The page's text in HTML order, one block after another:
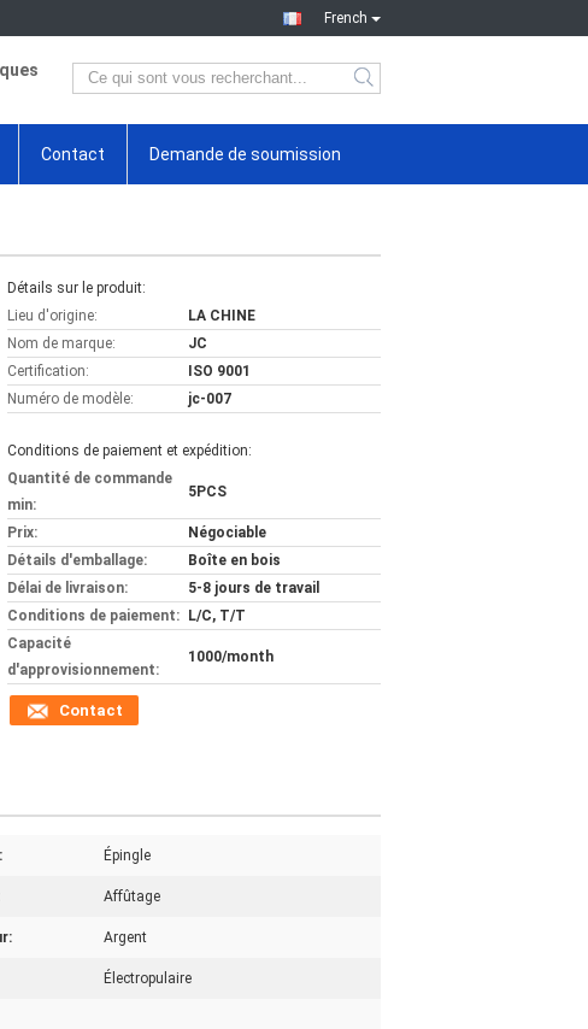
French
Contact Demande de soumission
Détails sur le produit:
Lieu d'origine:
LA CHINE
Nom de marque:
JC
Certification:
ISO 9001
Numéro de modèle:
jc-007
Conditions de paiement et expédition:
Quantité de commande
min:
5PCS
Prix:
Négociable
Détails d'emballage:
Boîte en bois
Délai de livraison:
5-8 jours de travail
Conditions de paiement:
L/C, T/T
Capacité
d'approvisionnement:
1000/month
Contact
Épingle
Affûtage
Argent
Électropulaire